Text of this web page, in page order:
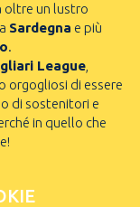
un lustro
Sardegna e più
.
League,
orgogliosi di essere
di sostenitori e
in quello che